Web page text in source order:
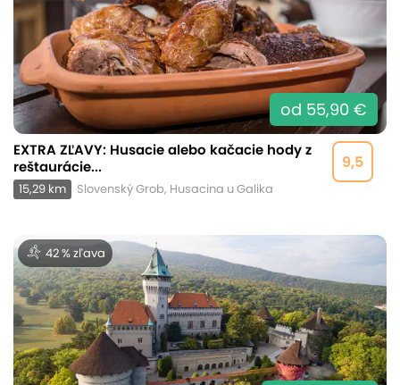
od 55,90 €
9,5
EXTRA ZĽAVY: Husacie alebo kačacie hody z
reštaurácie...
15,29 km Slovenský Grob, Husacina u Galika
42 % zľava